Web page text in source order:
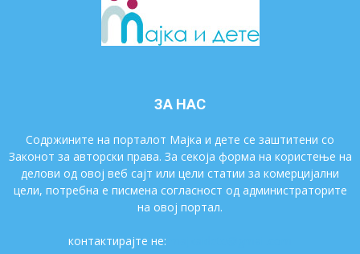
ЗА НАС
Содржините на порталот Мајка и дете се заштитени со
Законот за авторски права. За секоја форма на користење на
делови од овој веб сајт или цели статии за комерцијални
цели, потребна е писмена согласност од администраторите
на овој портал.
контактирајте не: